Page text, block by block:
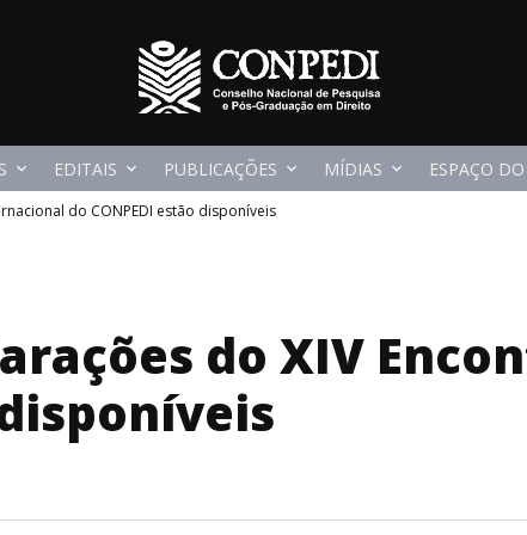
EDITAIS PUBLICAÇÕES MÍDIAS ESPAÇO
do CONPEDI estão disponíveis
do XIV